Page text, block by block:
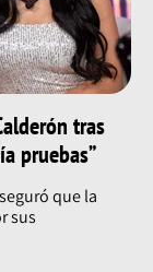
tras
pruebas”
que la
sus